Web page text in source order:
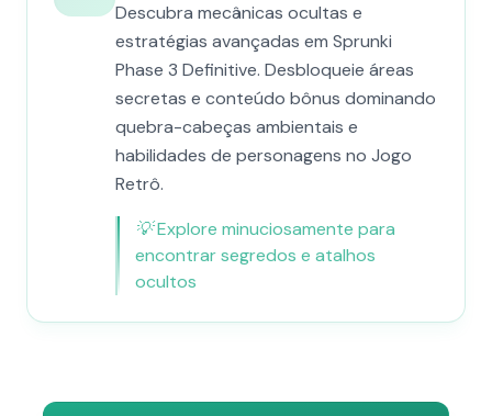
Descubra mecânicas ocultas e
estratégias avançadas em Sprunki
Phase 3 Definitive. Desbloqueie áreas
secretas e conteúdo bônus dominando
quebra-cabeças ambientais e
habilidades de personagens no Jogo
Retrô.
💡Explore minuciosamente para
encontrar segredos e atalhos
ocultos